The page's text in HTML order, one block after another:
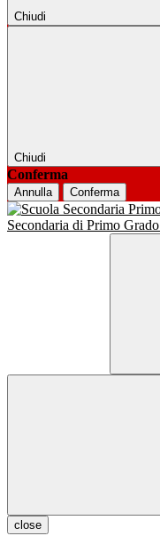
Chiudi
Chiudi
Conferma
Annulla Conferma
Secondaria di Primo Grado
close